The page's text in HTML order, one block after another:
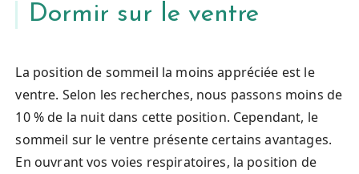
Dormir sur le ventre
La position de sommeil la moins appréciée est le
ventre. Selon les recherches, nous passons moins de
10 % de la nuit dans cette position. Cependant, le
sommeil sur le ventre présente certains avantages.
En ouvrant vos voies respiratoires, la position de